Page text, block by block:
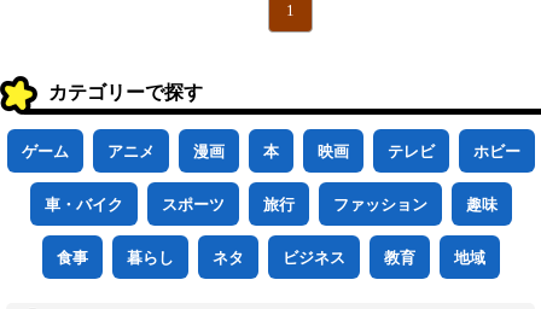
1
カテゴリーで探す
ゲーム アニメ 漫画 本 映画 テレビ ホビー
車・バイク スポーツ 旅行 ファッション 趣味
食事 暮らし ネタ ビジネス 教育 地域